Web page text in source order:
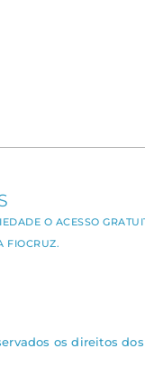
O ACESSO
FIOCRUZ.
os direitos